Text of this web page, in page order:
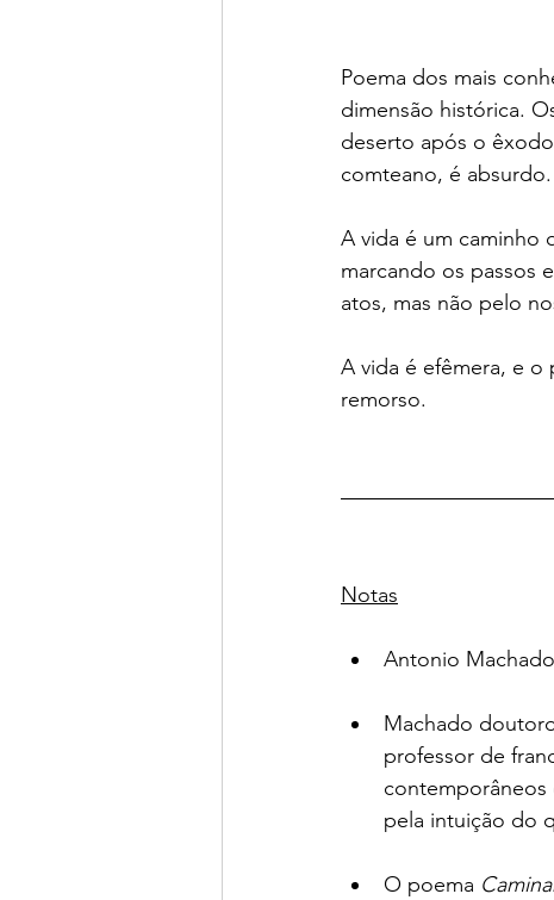
Poema dos mais
dimensão histórica.
deserto após o
comteano, é absurdo.
A vida é um caminho
marcando os passos
atos, mas não pelo
A vida é efêmera, e o
remorso.
Notas
Antonio Machado
Machado
professor de
contemporâneos
pela intuição do
O poema